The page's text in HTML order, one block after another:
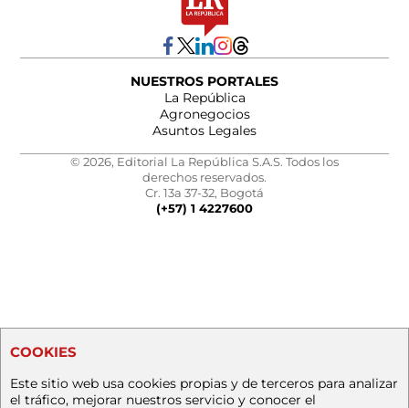
NUESTROS PORTALES
La República
Agronegocios
Asuntos Legales
© 2026, Editorial La República S.A.S. Todos los
derechos reservados.
Cr. 13a 37-32, Bogotá
(+57) 1 4227600
COOKIES
Este sitio web usa cookies propias y de terceros para analizar
el tráfico, mejorar nuestros servicio y conocer el